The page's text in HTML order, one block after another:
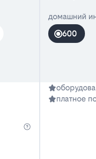
домашний
600
платное